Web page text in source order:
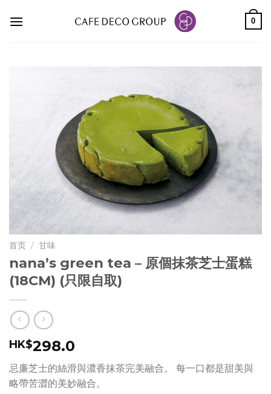
0
首页 / 甘味
nana’s green tea – 原個抹茶芝士蛋糕
(18CM) (只限自取)
HK$298.0
忌廉芝士的絲滑與濃香抹茶完美融合。 每一口都是甜美與
略帶苦澀的美妙融合。